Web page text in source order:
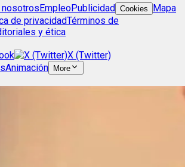
EmpleoPublicidad Cookies
Mapa
de privacidadTérminos de
y ética
X (Twitter)
Animación More